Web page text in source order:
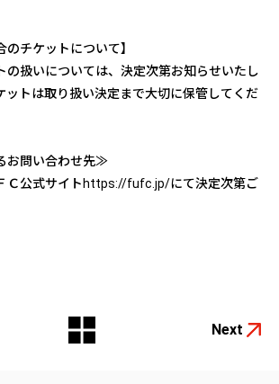
のチケットについて】
の扱いについては、決定次第お知らせいたし
ットは取り扱い決定まで大切に保管してくだ
お問い合わせ先≫
Ｃ公式サイト https://fufc.jp/にて決定次第ご
Next